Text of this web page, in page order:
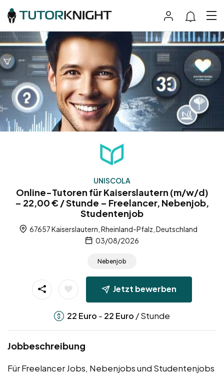
UNISCOLA
Online-Tutoren für Kaiserslautern (m/w/d)
– 22,00 € / Stunde – Freelancer, Nebenjob,
Studentenjob
67657 Kaiserslautern, Rheinland-Pfalz, Deutschland
03/08/2026
Nebenjob
Jetzt bewerben
22 Euro - 22 Euro / Stunde
Jobbeschreibung
Für Freelancer Jobs, Nebenjobs und Studentenjobs